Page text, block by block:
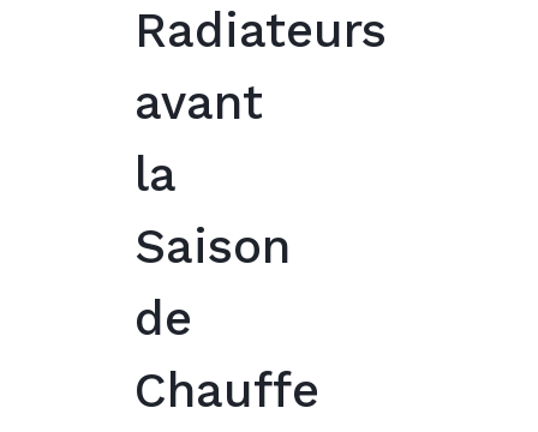
Radiateurs
avant
la
Saison
de
Chauffe